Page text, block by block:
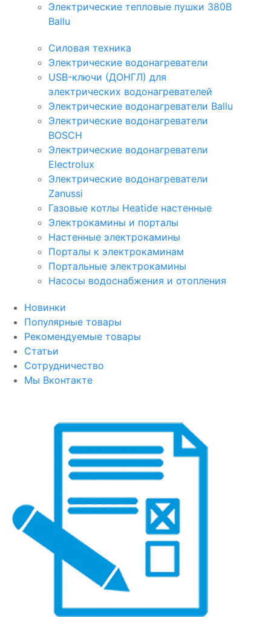
Электрические тепловые пушки 380В
Ballu
Силовая техника
Электрические водонагреватели
USB-ключи (ДОНГЛ) для
электрических водонагревателей
Электрические водонагреватели Ballu
Электрические водонагреватели
BOSCH
Электрические водонагреватели
Electrolux
Электрические водонагреватели
Zanussi
Газовые котлы Heatide настенные
Электрокамины и порталы
Настенные электрокамины
Порталы к электрокаминам
Портальные электрокамины
Насосы водоснабжения и отопления
Новинки
Популярные товары
Рекомендуемые товары
Статьи
Сотрудничество
Мы Вконтакте